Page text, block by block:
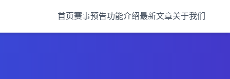
首页赛事预告功能介绍最新文章关于我们